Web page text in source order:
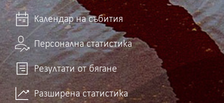
Календар на събития
Персонална статистика
Резултати от бягане
Разширена статистика